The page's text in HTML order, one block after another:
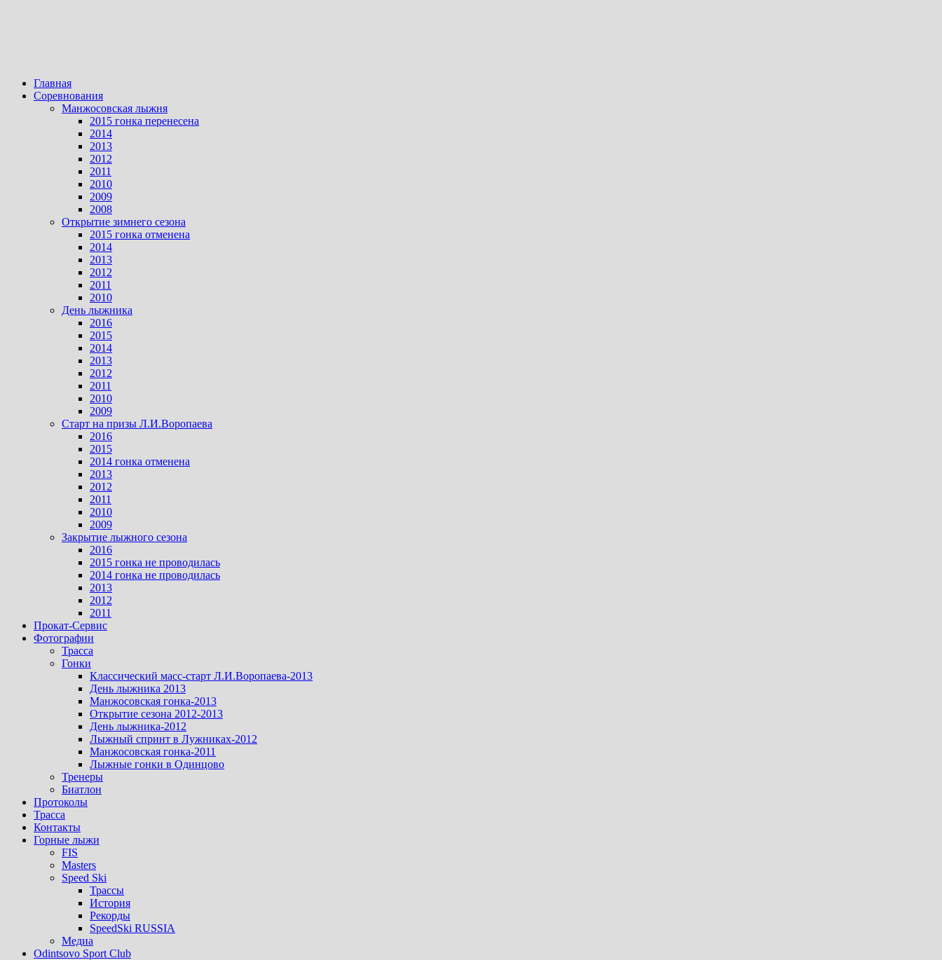
Главная
Соревнования
Манжосовская лыжня
2015 гонка перенесена
2014
2013
2012
2011
2010
2009
2008
Открытие зимнего сезона
2015 гонка отменена
2014
2013
2012
2011
2010
День лыжника
2016
2015
2014
2013
2012
2011
2010
2009
Старт на призы Л.И.Воропаева
2016
2015
2014 гонка отменена
2013
2012
2011
2010
2009
Закрытие лыжного сезона
2016
2015 гонка не проводилась
2014 гонка не проводилась
2013
2012
2011
Прокат-Сервис
Фотографии
Трасса
Гонки
Классический масс-старт Л.И.Воропаева-2013
День лыжника 2013
Манжосовская гонка-2013
Открытие сезона 2012-2013
День лыжника-2012
Лыжный спринт в Лужниках-2012
Манжосовская гонка-2011
Лыжные гонки в Одинцово
Тренеры
Биатлон
Протоколы
Трасса
Контакты
Горные лыжи
FIS
Masters
Speed Ski
Трассы
История
Рекорды
SpeedSki RUSSIA
Медиа
Odintsovo Sport Club